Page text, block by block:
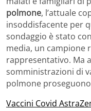
polmone, l’attuale
insoddisfacente per
sondaggio è stato
media, un campione
rappresentativo. Ma
somministrazioni di
polmone
Vaccini Covid